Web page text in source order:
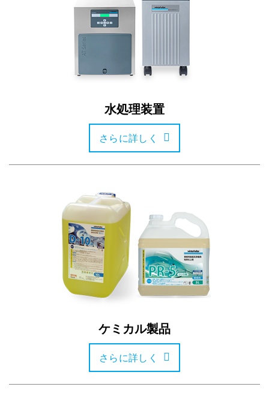
水処理装置
さらに詳しく
ケミカル製品
さらに詳しく